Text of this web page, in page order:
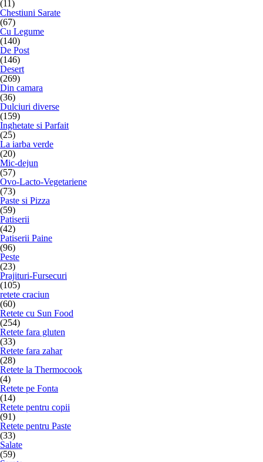
(11)
Chestiuni Sarate
(67)
Cu Legume
(140)
De Post
(146)
Desert
(269)
Din camara
(36)
Dulciuri diverse
(159)
Inghetate si Parfait
(25)
La iarba verde
(20)
Mic-dejun
(57)
Ovo-Lacto-Vegetariene
(73)
Paste si Pizza
(59)
Patiserii
(42)
Patiserii Paine
(96)
Peste
(23)
Prajituri-Fursecuri
(105)
retete craciun
(60)
Retete cu Sun Food
(254)
Retete fara gluten
(33)
Retete fara zahar
(28)
Retete la Thermocook
(4)
Retete pe Fonta
(14)
Retete pentru copii
(91)
Retete pentru Paste
(33)
Salate
(59)